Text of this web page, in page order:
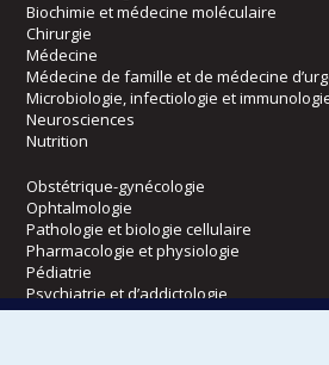
Biochimie et médecine moléculaire
Chirurgie
Médecine
Médecine de famille et de médecine
Microbiologie, infectiologie et
Neurosciences
Nutrition
Obstétrique-gynécologie
Ophtalmologie
Pathologie et biologie cellulaire
Pharmacologie et physiologie
Pédiatrie
Psychiatrie et d’addictologie
Radiologie, radio-oncologie et médecine